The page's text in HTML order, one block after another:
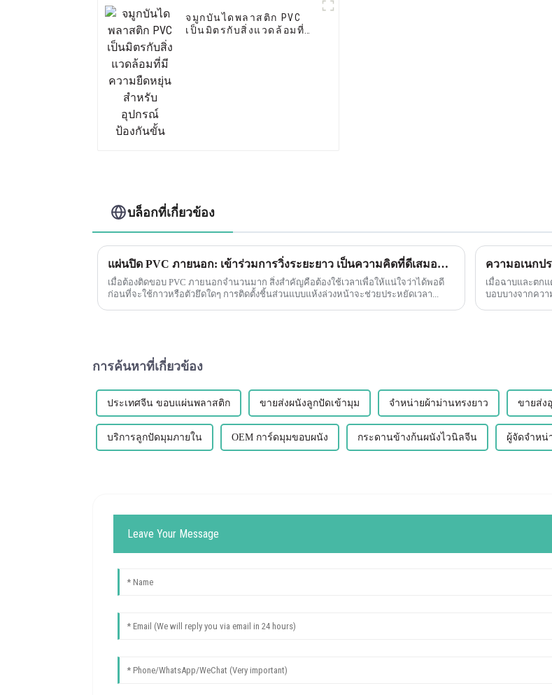
จมูกบันไดพลาสติก PVC
เป็นมิตรกับสิ่งแวดล้อมที่มี
บล็อกที่เกี่ยวข้อง
แผ่นปิด PVC ภายนอก: เข้าร่วมการวิ่งระยะยาว เป็นความคิดที่ดีเสมอที่จะติดชิ้นงานให้แห้งเพื่อดูว่าคุณมีขนาดที่พอดีหรือไม่ก่อนที่จะทากาวหรือตัวยึดใดๆ
เมื่อต้องติดขอบ PVC ภายนอกจำนวนมาก สิ่งสำคัญคือต้องใช้เวลาเพื่อให้แน่ใจว่าได้พอดี
ก่อนที่จะใช้กาวหรือตัวยึดใดๆ การติดตั้งชิ้นส่วนแบบแห้งล่วงหน้าจะช่วยประหยัดเวลา...
ความอเนกป
เมื่อฉาบและตก
การค้นหาที่เกี่ยวข้อง
ประเทศจีน ขอบแผ่นพลาสติก ขายส่งผนังลูกปัดเข้ามุม จำหน่ายผ้าม่านทรงยาว ขายส่ง
บริการลูกปัดมุมภายใน OEM การ์ดมุมขอบผนัง กระดานข้างก้นผนังไวนิลจีน ผู้จัดจำหน่
Leave Your Message